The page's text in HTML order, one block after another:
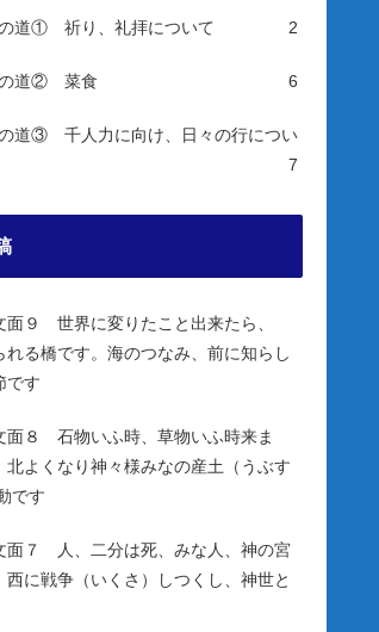
道① 祈り、礼拝について 2
の道② 菜食 6
道③ 千人力に向け、日々の行につい
7
面９ 世界に変りたこと出来たら、
れる橋です。海のつなみ、前に知らし
です
面８ 石物いふ時、草物いふ時来ま
北よくなり神々様みなの産土（うぶす
です
面７ 人、二分は死、みな人、神の宮
西に戦争（いくさ）しつくし、神世と